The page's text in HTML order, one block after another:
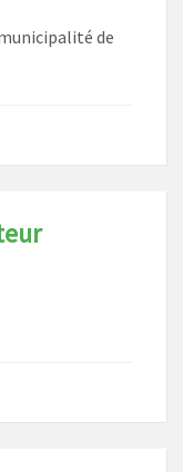
de